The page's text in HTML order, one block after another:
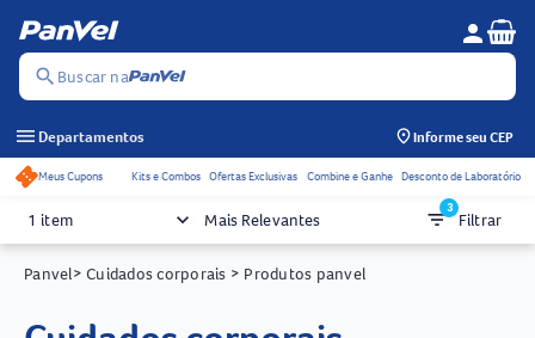
search Buscar na
Menu do
person
menu Departamentos Informe seu CEP
Acessos rápidos do cabeçalho
Meus Cupons Kits e Combos Ofertas Exclusivas Combine e Ganhe Desconto de Laboratório
1 item keyboard_arrow_down Mais Relevantes filter_list3
Filtrar
Panvel> Cuidados corporais > Produtos panvel